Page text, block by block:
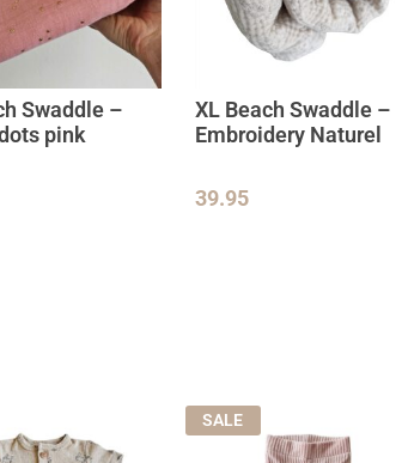
Swaddle –
pink
XL Beach Swaddle –
Embroidery Naturel
39.95
SALE